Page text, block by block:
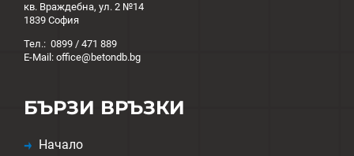
кв. Враждебна, ул. 2 №14
1839 София
Тел.: 0899 / 471 889
E-Mail: office@betondb.bg
БЪРЗИ ВРЪЗКИ
Начало